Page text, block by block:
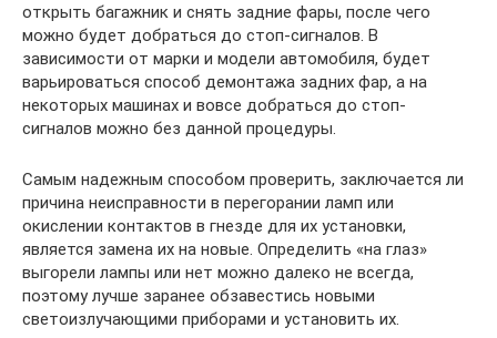
открыть багажник и снять задние фары, после чего
можно будет добраться до стоп-сигналов. В
зависимости от марки и модели автомобиля, будет
варьироваться способ демонтажа задних фар, а на
некоторых машинах и вовсе добраться до стоп-
сигналов можно без данной процедуры.
Самым надежным способом проверить, заключается ли
причина неисправности в перегорании ламп или
окислении контактов в гнезде для их установки,
является замена их на новые. Определить «на глаз»
выгорели лампы или нет можно далеко не всегда,
поэтому лучше заранее обзавестись новыми
светоизлучающими приборами и установить их.